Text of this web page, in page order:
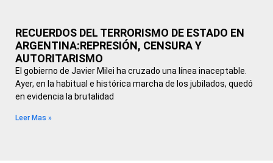
RECUERDOS DEL TERRORISMO DE ESTADO EN
ARGENTINA:REPRESIÓN, CENSURA Y
AUTORITARISMO
El gobierno de Javier Milei ha cruzado una línea inaceptable.
Ayer, en la habitual e histórica marcha de los jubilados, quedó
en evidencia la brutalidad
Leer Mas »